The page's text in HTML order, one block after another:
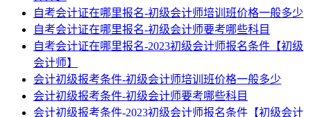
自考会计证在哪里报名-初级会计师培训班价格一般多少
自考会计证在哪里报名-初级会计师要考哪些科目
自考会计证在哪里报名-2023初级会计师报名条件【初级
会计师】
会计初级报考条件-初级会计师培训班价格一般多少
会计初级报考条件-初级会计师要考哪些科目
会计初级报考条件-2023初级会计师报名条件【初级会计